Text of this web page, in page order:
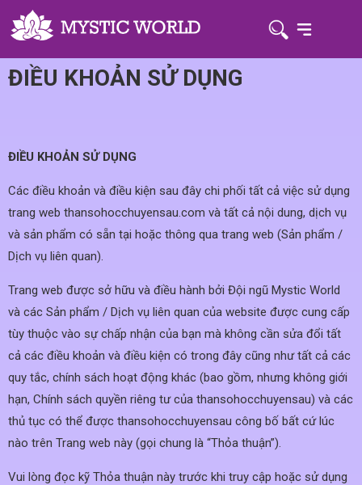
ĐIỀU KHOẢN SỬ DỤNG
ĐIỀU KHOẢN SỬ DỤNG
Các điều khoản và điều kiện sau đây chi phối tất cả việc sử dụng
trang web thansohocchuyensau.com và tất cả nội dung, dịch vụ
và sản phẩm có sẵn tại hoặc thông qua trang web (Sản phẩm /
Dịch vụ liên quan).
Trang web được sở hữu và điều hành bởi Đội ngũ Mystic World
và các Sản phẩm / Dịch vụ liên quan của website được cung cấp
tùy thuộc vào sự chấp nhận của bạn mà không cần sửa đổi tất
cả các điều khoản và điều kiện có trong đây cũng như tất cả các
quy tắc, chính sách hoạt động khác (bao gồm, nhưng không giới
hạn, Chính sách quyền riêng tư của thansohocchuyensau) và các
thủ tục có thể được thansohocchuyensau công bố bất cứ lúc
nào trên Trang web này (gọi chung là “Thỏa thuận”).
Vui lòng đọc kỹ Thỏa thuận này trước khi truy cập hoặc sử dụng